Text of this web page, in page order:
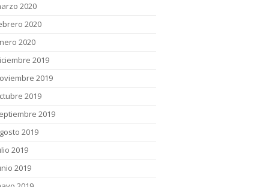
2020
2020
2020
2019
2019
2019
2019
2019
2019
2019